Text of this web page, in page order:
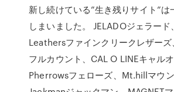
新し続けている”生き残りサイト”は
しまいました。 JELADOジェラー
Leathersファインクリークレザーズ
フルカウント、CAL O LINEキャルオ
Pherrowsフェローズ、Mt.hillマウン